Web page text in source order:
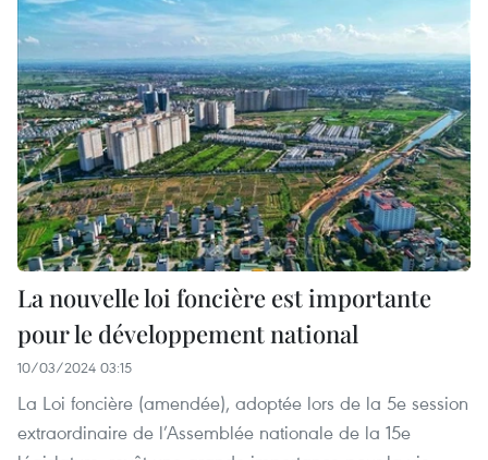
La nouvelle loi foncière est importante
pour le développement national
10/03/2024 03:15
La Loi foncière (amendée), adoptée lors de la 5e session
extraordinaire de l’Assemblée nationale de la 15e